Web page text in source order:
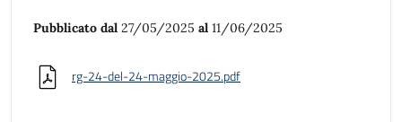
Pubblicato dal 27/05/2025 al 11/06/2025
rg-24-del-24-maggio-2025.pdf